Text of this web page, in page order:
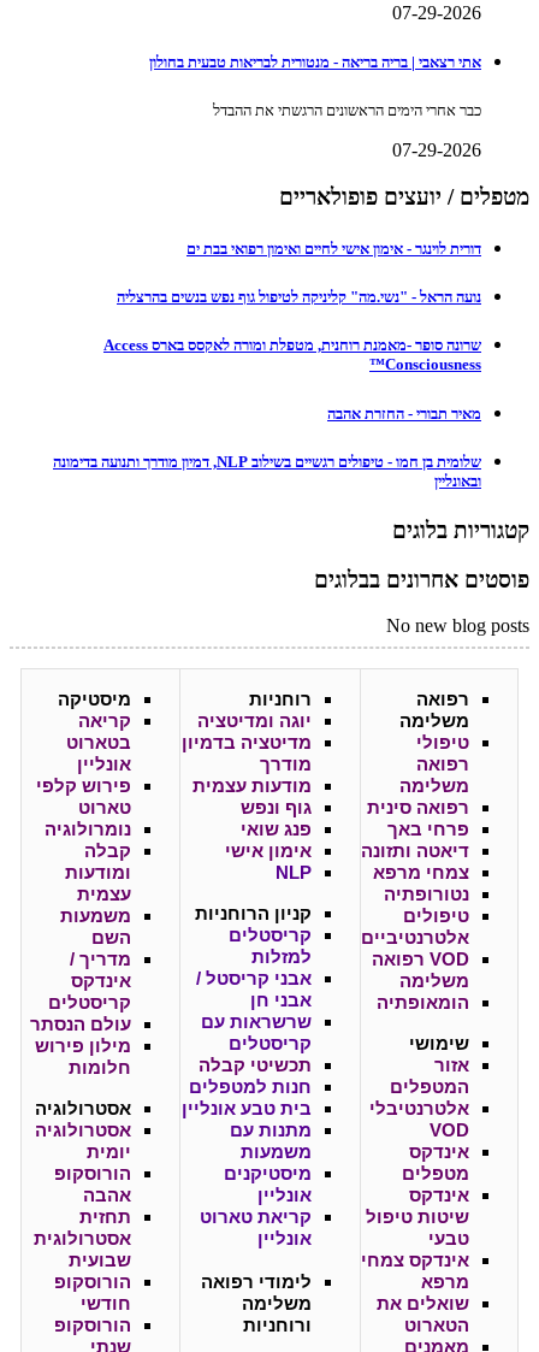
07-29-2026
אתי רצאבי | בריה בריאה - מנטורית לבריאות טבעית בחולון
כבר אחרי הימים הראשונים הרגשתי את ההבדל
07-29-2026
מטפלים / יועצים פופולאריים
דורית לוינגר - אימון אישי לחיים ואימון רפואי בבת ים
נועה הראל - "נשי.מה" קליניקה לטיפול גוף נפש בנשים בהרצליה
שרונה סופר -מאמנת רוחנית, מטפלת ומורה לאקסס בארס Access
Consciousness™
מאיר תבורי - החזרת אהבה
שלומית בן חמו - טיפולים רגשיים בשילוב NLP, דמיון מודרך ותנועה בדימונה
ובאונליין
קטגוריות בלוגים
פוסטים אחרונים בבלוגים
No new blog posts
רפואה
משלימה
טיפולי
רפואה
משלימה
רפואה סינית
פרחי באך
דיאטה ותזונה
צמחי מרפא
נטורופתיה
טיפולים
אלטרנטיביים
VOD רפואה
משלימה
הומאופתיה
שימושי
אזור
המטפלים
אלטרנטיבלי
VOD
אינדקס
מטפלים
אינדקס
שיטות טיפול
טבעי
אינדקס צמחי
מרפא
שואלים את
הטארוט
מאמנים
רוחניות
יוגה ומדיטציה
מדיטציה בדמיון
מודרך
מודעות עצמית
גוף ונפש
פנג שואי
אימון אישי
NLP
קניון הרוחניות
קריסטלים
למזלות
אבני קריסטל /
אבני חן
שרשראות עם
קריסטלים
תכשיטי קבלה
חנות למטפלים
בית טבע אונליין
מתנות עם
משמעות
מיסטיקנים
אונליין
קריאת טארוט
אונליין
לימודי רפואה
משלימה
ורוחניות
מיסטיקה
קריאה
בטארוט
אונליין
פירוש קלפי
טארוט
נומרולוגיה
קבלה
ומודעות
עצמית
משמעות
השם
מדריך /
אינדקס
קריסטלים
עולם הנסתר
מילון פירוש
חלומות
אסטרולוגיה
אסטרולוגיה
יומית
הורוסקופ
אהבה
תחזית
אסטרולוגית
שבועית
הורוסקופ
חודשי
הורוסקופ
שנתי